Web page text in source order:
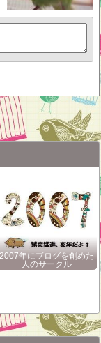
2007年にブログを創めた
人のサークル